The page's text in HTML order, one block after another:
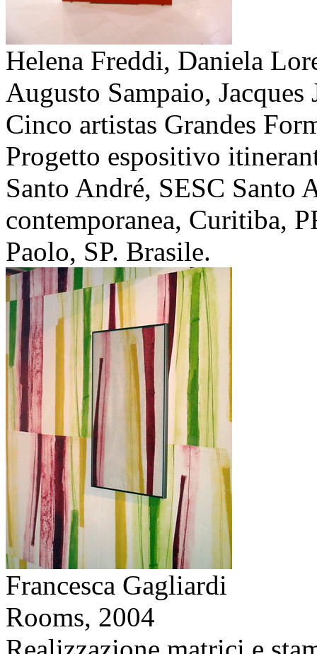
Helena Freddi, Daniela
Augusto Sampaio, Jacques
Cinco artistas Grandes
Progetto espositivo
Santo André, SESC Santo
contemporanea, Curitiba,
Paolo, SP. Brasile.
Francesca Gagliardi
Rooms, 2004